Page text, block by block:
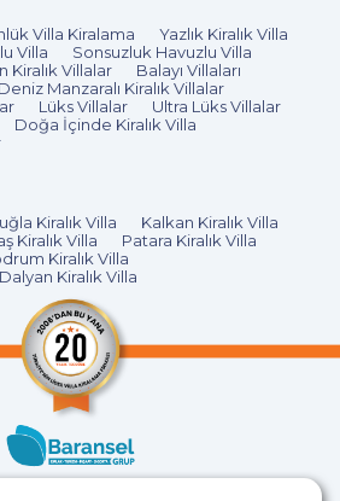
Villa Kiralama
Yazlık Kiralık Villa
Villa
Sonsuzluk Havuzlu Villa
Kiralık Villalar
Balayı Villaları
Deniz Manzaralı Kiralık Villalar
Lüks Villalar
Ultra Lüks Villalar
Doğa İçinde Kiralık Villa
Kiralık Villa
Kalkan Kiralık Villa
Kiralık Villa
Patara Kiralık Villa
Kiralık Villa
Dalyan Kiralık Villa